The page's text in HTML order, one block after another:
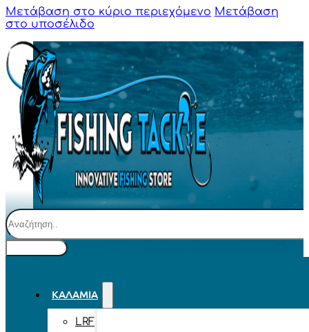
Μετάβαση στο κύριο περιεχόμενο Μετάβαση
στο υποσέλιδο
Αναζήτηση
ΚΑΛΆΜΙΑ
LRF